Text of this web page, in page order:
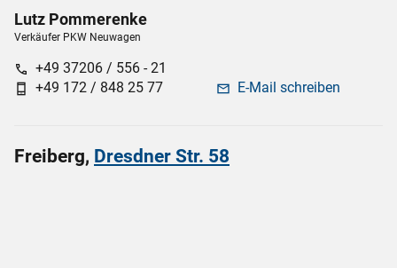
Lutz Pommerenke
Verkäufer PKW Neuwagen
call +49 37206 / 556 - 21
phone_android +49 172 / 848 25 77 mail E-Mail schreiben
Freiberg, Dresdner Str. 58